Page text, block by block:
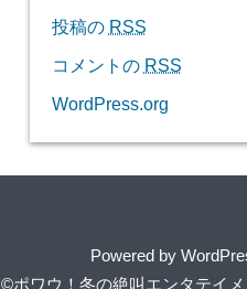
投稿の RSS
コメントの RSS
WordPress.org
Powered by
©ポワウ！冬の絶叫エンタテイ